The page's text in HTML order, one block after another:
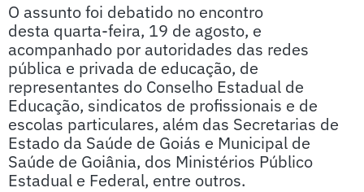
O assunto foi debatido no encontro
desta quarta-feira, 19 de agosto, e
acompanhado por autoridades das redes
pública e privada de educação, de
representantes do Conselho Estadual de
Educação, sindicatos de profissionais e de
escolas particulares, além das Secretarias de
Estado da Saúde de Goiás e Municipal de
Saúde de Goiânia, dos Ministérios Público
Estadual e Federal, entre outros.